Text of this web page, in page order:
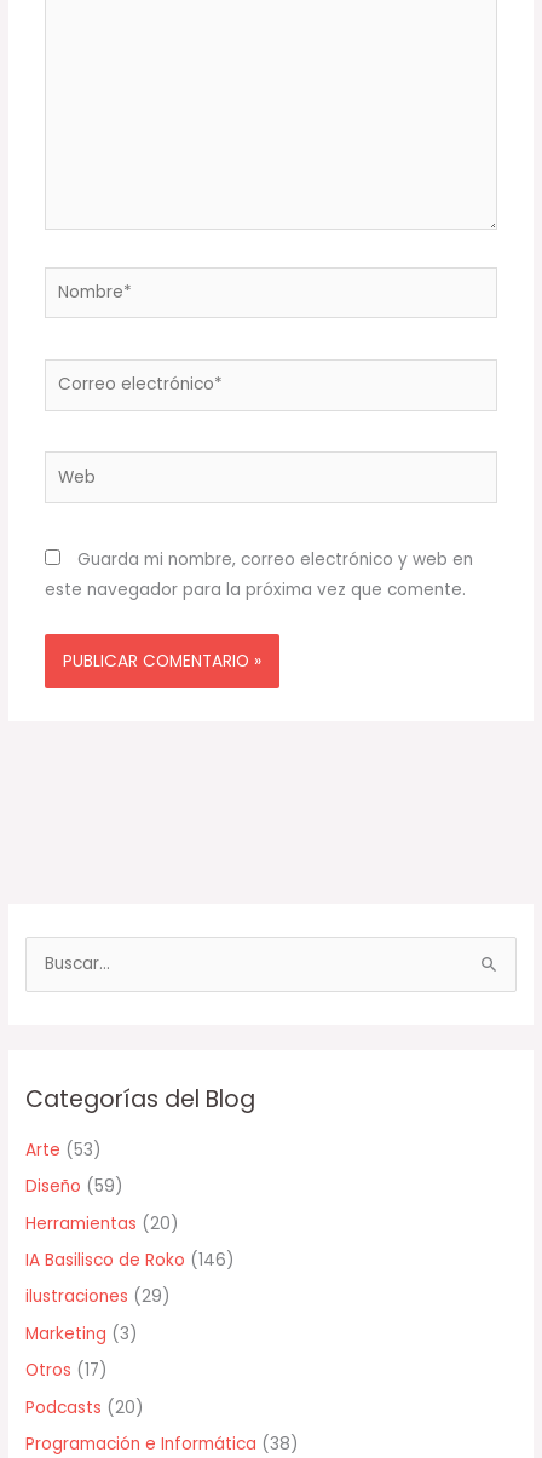
Nombre*
Correo
Web
Guarda mi nombre, correo electrónico y web en
este navegador para la próxima vez que comente.
u
a
p
o
r
:
Categorías del Blog
Arte (53)
Diseño (59)
Herramientas (20)
IA Basilisco de Roko (146)
ilustraciones (29)
Marketing (3)
Otros (17)
Podcasts (20)
Programación e Informática (38)